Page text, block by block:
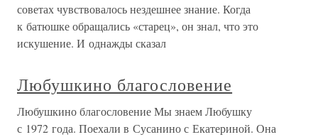
советах чувствовалось нездешнее знание. Когда
к батюшке обращались «старец», он знал, что это
искушение. И однажды сказал
Любушкино благословение
Любушкино благословение Мы знаем Любушку
с 1972 года. Поехали в Сусанино с Екатериной. Она